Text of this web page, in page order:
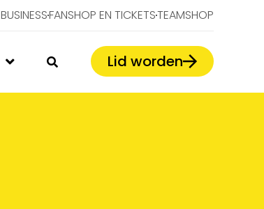
BUSINESSFANSHOP EN TICKETSTEAMSHOP
Lid worden